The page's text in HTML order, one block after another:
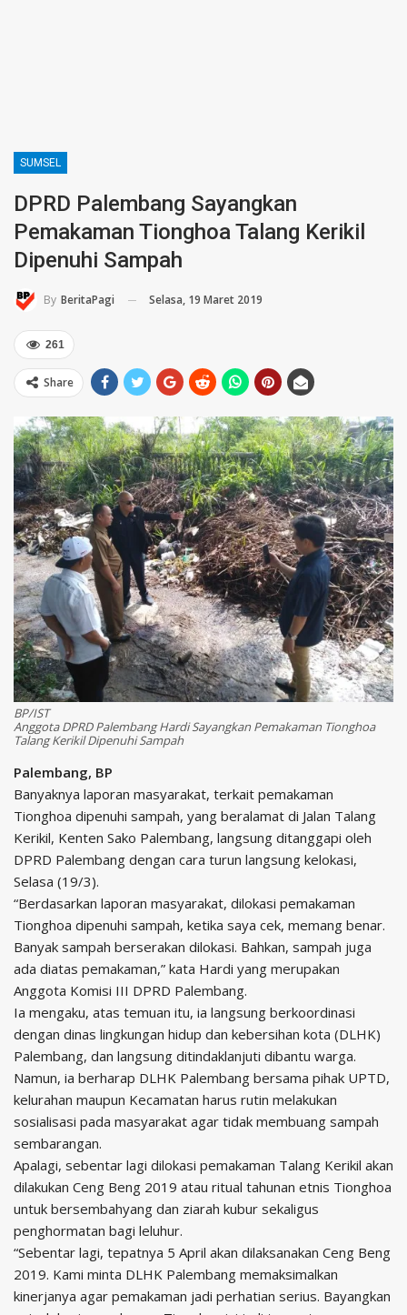
SUMSEL
DPRD Palembang Sayangkan
Pemakaman Tionghoa Talang Kerikil
Dipenuhi Sampah
By BeritaPagi Selasa, 19 Maret 2019
261
Share
BP/IST
Anggota DPRD Palembang Hardi Sayangkan Pemakaman Tionghoa
Talang Kerikil Dipenuhi Sampah
Palembang, BP
Banyaknya laporan masyarakat, terkait pemakaman
Tionghoa dipenuhi sampah, yang beralamat di Jalan Talang
Kerikil, Kenten Sako Palembang, langsung ditanggapi oleh
DPRD Palembang dengan cara turun langsung kelokasi,
Selasa (19/3).
“Berdasarkan laporan masyarakat, dilokasi pemakaman
Tionghoa dipenuhi sampah, ketika saya cek, memang benar.
Banyak sampah berserakan dilokasi. Bahkan, sampah juga
ada diatas pemakaman,” kata Hardi yang merupakan
Anggota Komisi III DPRD Palembang.
Ia mengaku, atas temuan itu, ia langsung berkoordinasi
dengan dinas lingkungan hidup dan kebersihan kota (DLHK)
Palembang, dan langsung ditindaklanjuti dibantu warga.
Namun, ia berharap DLHK Palembang bersama pihak UPTD,
kelurahan maupun Kecamatan harus rutin melakukan
sosialisasi pada masyarakat agar tidak membuang sampah
sembarangan.
Apalagi, sebentar lagi dilokasi pemakaman Talang Kerikil akan
dilakukan Ceng Beng 2019 atau ritual tahunan etnis Tionghoa
untuk bersembahyang dan ziarah kubur sekaligus
penghormatan bagi leluhur.
“Sebentar lagi, tepatnya 5 April akan dilaksanakan Ceng Beng
2019. Kami minta DLHK Palembang memaksimalkan
kinerjanya agar pemakaman jadi perhatian serius. Bayangkan